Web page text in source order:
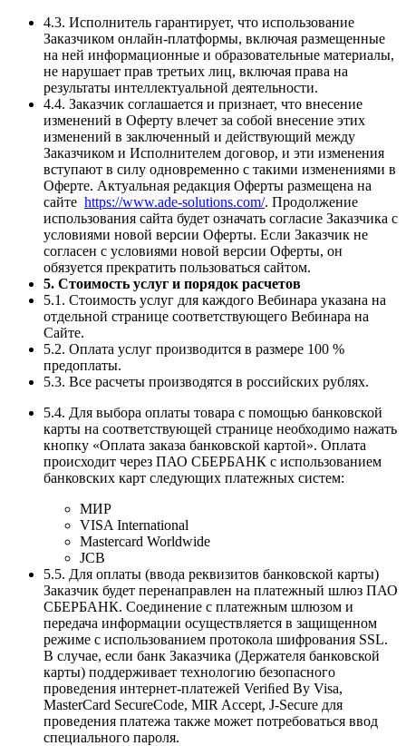
4.3. Исполнитель гарантирует, что использование
Заказчиком онлайн-платформы, включая размещенные
на ней информационные и образовательные материалы,
не нарушает прав третьих лиц, включая права на
результаты интеллектуальной деятельности.
4.4. Заказчик соглашается и признает, что внесение
изменений в Оферту влечет за собой внесение этих
изменений в заключенный и действующий между
Заказчиком и Исполнителем договор, и эти изменения
вступают в силу одновременно с такими изменениями в
Оферте. Актуальная редакция Оферты размещена на
сайте https://www.ade-solutions.com/. Продолжение
использования сайта будет означать согласие Заказчика с
условиями новой версии Оферты. Если Заказчик не
согласен с условиями новой версии Оферты, он
обязуется прекратить пользоваться сайтом.
5. Стоимость услуг и порядок расчетов
5.1. Стоимость услуг для каждого Вебинара указана на
отдельной странице соответствующего Вебинара на
Сайте.
5.2. Оплата услуг производится в размере 100 %
предоплаты.
5.3. Все расчеты производятся в российских рублях.
5.4. Для выбора оплаты товара с помощью банковской
карты на соответствующей странице необходимо нажать
кнопку «Оплата заказа банковской картой». Оплата
происходит через ПАО СБЕРБАНК с использованием
банковских карт следующих платежных систем:
МИР
VISA International
Mastercard Worldwide
JCB
5.5. Для оплаты (ввода реквизитов банковской карты)
Заказчик будет перенаправлен на платежный шлюз ПАО
СБЕРБАНК. Соединение с платежным шлюзом и
передача информации осуществляется в защищенном
режиме с использованием протокола шифрования SSL.
В случае, если банк Заказчика (Держателя банковской
карты) поддерживает технологию безопасного
проведения интернет-платежей Veriﬁed By Visa,
MasterCard SecureCode, MIR Accept, J-Secure для
проведения платежа также может потребоваться ввод
специального пароля.